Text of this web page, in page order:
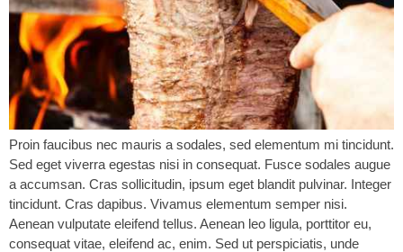
Proin faucibus nec mauris a sodales, sed elementum mi tincidunt.
Sed eget viverra egestas nisi in consequat. Fusce sodales augue
a accumsan. Cras sollicitudin, ipsum eget blandit pulvinar. Integer
tincidunt. Cras dapibus. Vivamus elementum semper nisi.
Aenean vulputate eleifend tellus. Aenean leo ligula, porttitor eu,
consequat vitae, eleifend ac, enim. Sed ut perspiciatis, unde